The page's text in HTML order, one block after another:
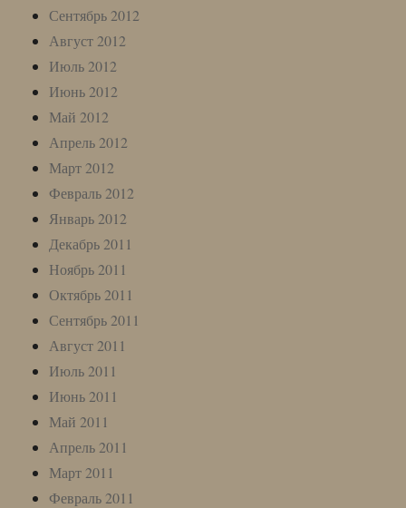
Сентябрь 2012
Август 2012
Июль 2012
Июнь 2012
Май 2012
Апрель 2012
Март 2012
Февраль 2012
Январь 2012
Декабрь 2011
Ноябрь 2011
Октябрь 2011
Сентябрь 2011
Август 2011
Июль 2011
Июнь 2011
Май 2011
Апрель 2011
Март 2011
Февраль 2011